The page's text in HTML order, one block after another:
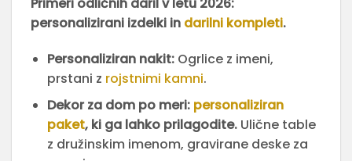
personalizirani izdelki in darilni kompleti.
Personaliziran nakit:Ogrlice z imeni,
prstani z rojstnimi kamni.
Dekor za dom po meri: personaliziran
paket, ki ga lahko prilagodite.Ulične table
z družinskim imenom, gravirane deske za